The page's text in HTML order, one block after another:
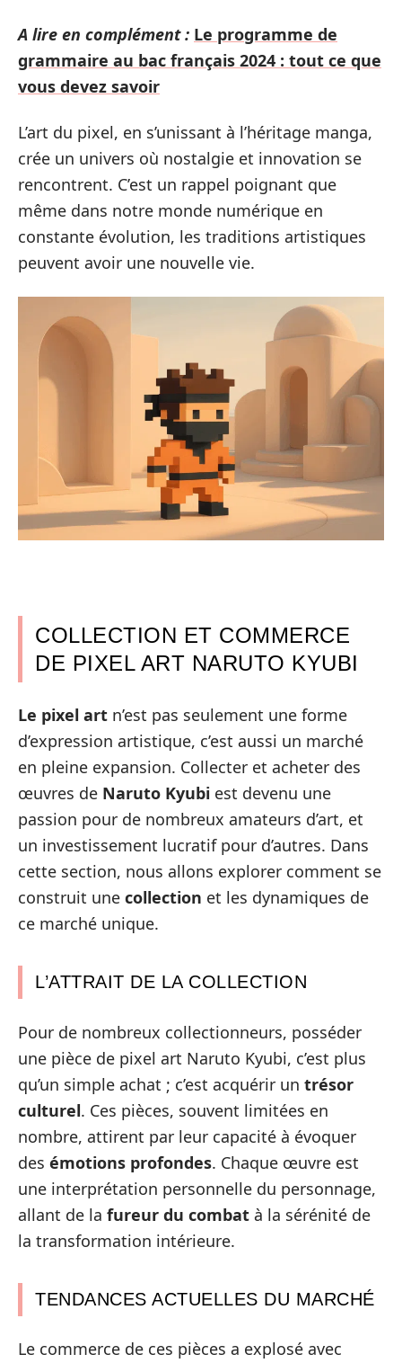
A lire en complément : Le programme de
grammaire au bac français 2024 : tout ce que
vous devez savoir
L’art du pixel, en s’unissant à l’héritage manga,
crée un univers où nostalgie et innovation se
rencontrent. C’est un rappel poignant que
même dans notre monde numérique en
constante évolution, les traditions artistiques
peuvent avoir une nouvelle vie.
COLLECTION ET COMMERCE
DE PIXEL ART NARUTO KYUBI
Le pixel art n’est pas seulement une forme
d’expression artistique, c’est aussi un marché
en pleine expansion. Collecter et acheter des
œuvres de Naruto Kyubi est devenu une
passion pour de nombreux amateurs d’art, et
un investissement lucratif pour d’autres. Dans
cette section, nous allons explorer comment se
construit une collection et les dynamiques de
ce marché unique.
L’ATTRAIT DE LA COLLECTION
Pour de nombreux collectionneurs, posséder
une pièce de pixel art Naruto Kyubi, c’est plus
qu’un simple achat ; c’est acquérir un trésor
culturel. Ces pièces, souvent limitées en
nombre, attirent par leur capacité à évoquer
des émotions profondes. Chaque œuvre est
une interprétation personnelle du personnage,
allant de la fureur du combat à la sérénité de
la transformation intérieure.
TENDANCES ACTUELLES DU MARCHÉ
Le commerce de ces pièces a explosé avec